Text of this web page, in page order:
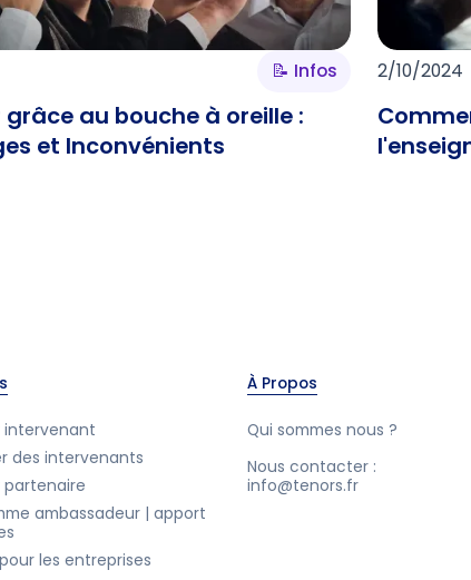
📝 Infos
grâce au bouche à oreille :
et Inconvénients
2/10/2024
intervenant
des intervenants
partenaire
ambassadeur | apport
les entreprises
À Propos
Qui sommes nous ?
Nous contacter :
info@tenors.fr